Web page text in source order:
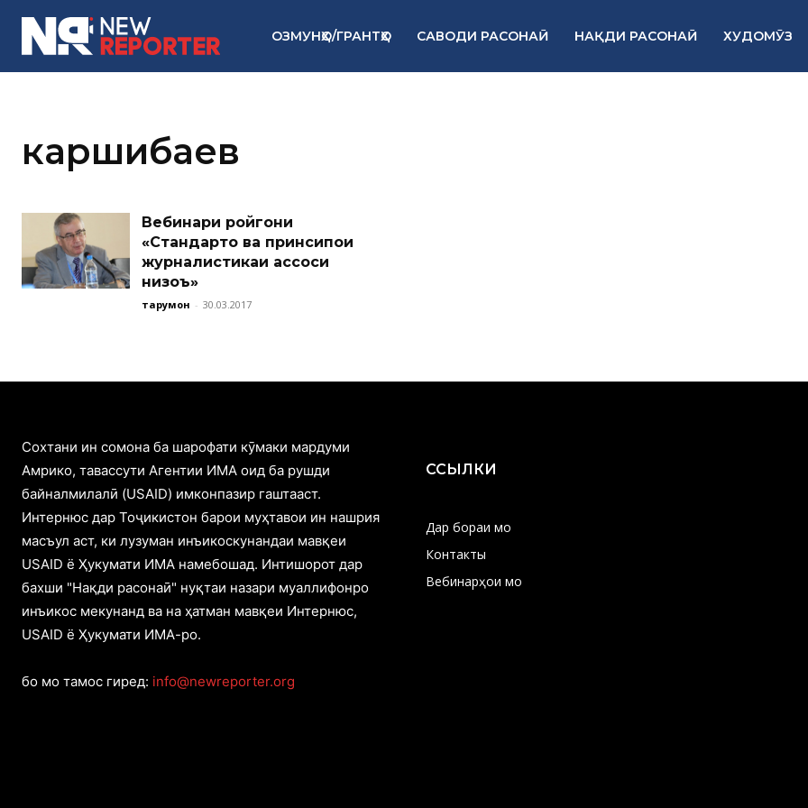
ОЗМУНҲО/ГРАНТҲО САВОДИ РАСОНАӢ НАҚДИ РАСОНАӢ ХУДОМӮЗ
каршибаев
Вебинари ройгони
«Стандартҳо ва принсипҳои
журналистикаи ҳассоси
низоъ»
тарҷумон - 30.03.2017
Cохтани ин сомона ба шарофати кӯмаки мардуми
Амрико, тавассути Агентии ИМА оид ба рушди
байналмилалӣ (USAID) имконпазир гаштааст.
Интернюс дар Тоҷикистон барои муҳтавои ин нашрия
масъул аст, ки лузуман инъикоскунандаи мавқеи
USAID ё Ҳукумати ИМА намебошад. Интишорот дар
бахши "Нақди расонаӣ" нуқтаи назари муаллифонро
инъикос мекунанд ва на ҳатман мавқеи Интернюс,
USAID ё Ҳукумати ИМА-ро.
бо мо тамос гиред: info@newreporter.org
ССЫЛКИ
Дар бораи мо
Контакты
Вебинарҳои мо